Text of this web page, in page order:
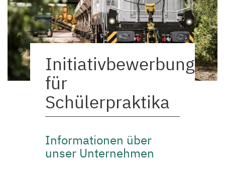
Initiativbewerbung
für
Schülerpraktika
Informationen über
unser Unternehmen